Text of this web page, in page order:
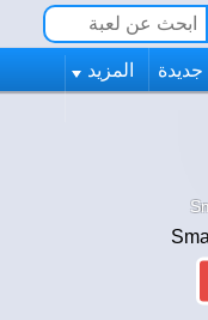
جديدة المزيد